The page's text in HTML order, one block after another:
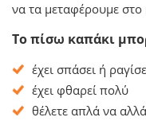
να τα μεταφέρουμε στο
Το πίσω καπάκι
έχει σπάσει ή
έχει φθαρεί πολύ
θέλετε απλά να